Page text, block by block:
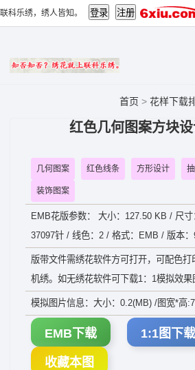
联科乐绣，绣人皆知。
首页 > 花样下载
红色几何图案方块
几何图案 红色线条 方形设计
装饰图案
EMB花版参数： 大小：127.50 KB / 尺寸
37097针 / 线色：2 / 格式：EMB / 版本：
版带文件需绣花软件方可打开，可配色打
机绣。如无绣花软件可下载1：1模拟效果
模拟图片信息：大小：0.2(MB) /图宽*高
EMB下载 1:1图下载
收藏本图